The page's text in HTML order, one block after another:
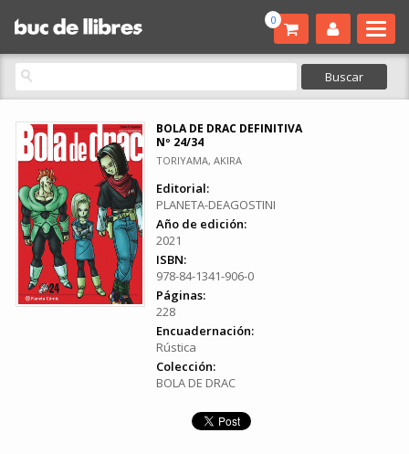
0
BOLA DE DRAC DEFINITIVA
Nº 24/34
TORIYAMA, AKIRA
Editorial:
PLANETA-DEAGOSTINI
Año de edición:
2021
ISBN:
978-84-1341-906-0
Páginas:
228
Encuadernación:
Rústica
Colección:
BOLA DE DRAC